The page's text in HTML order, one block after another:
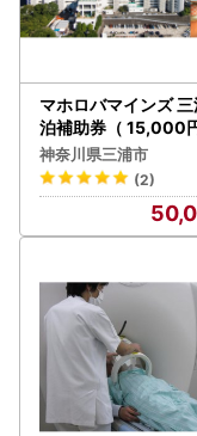
マホロバマインズ 三
泊補助券（ 15,000
M014-005-02 チケ
体験
神奈川県三浦市
(2)